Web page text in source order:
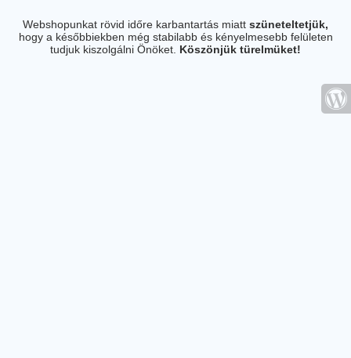
Webshopunkat rövid időre karbantartás miatt szüneteltetjük,
hogy a későbbiekben még stabilabb és kényelmesebb felületen
tudjuk kiszolgálni Önöket. Köszönjük türelmüket!